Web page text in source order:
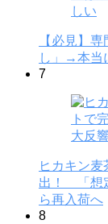
【必見】
し」→本当
7
ヒカキン
出！ 「想
ら再入荷へ
8